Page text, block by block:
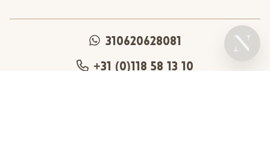
310620628081
+31 (0)118 58 13 10